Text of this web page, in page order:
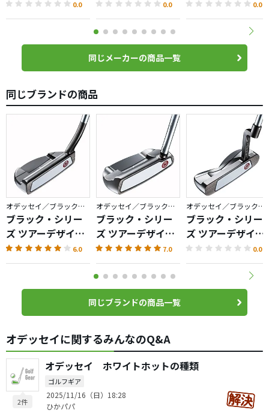
0.0
パター
0.0 0.0
同じメーカーの商品一覧
同じブランドの商品
オデッセイ／ブラック・シリーズ
ブラック・シリー
ズ ツアーデザイン
iX #9
6.0
オデッセイ／ブラック・シリーズ
ブラック・シリー
ズ ツアーデザイン
iX #5
7.0
オデッセイ／ブラック・シリーズ
ブラック・シリー
ズ ツアーデザイン
iX #4
0.0
同じブランドの商品一覧
オデッセイに関するみんなのQ&A
2件
オデッセイ ホワイトホットの種類
ゴルフギア
2025/11/16（日）18:28
ひかパパ